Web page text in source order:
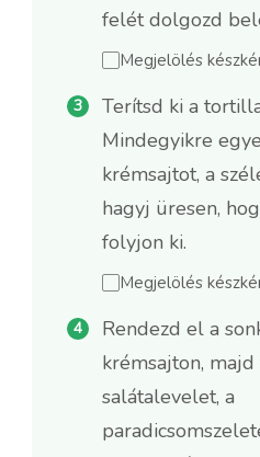
felét dolgozd
Megjelölés
Terítsd ki a
Mindegyikre
krémsajtot, a
hagyj üresen,
folyjon ki.
Megjelölés
Rendezd el a
krémsajton,
salátalevelet, a